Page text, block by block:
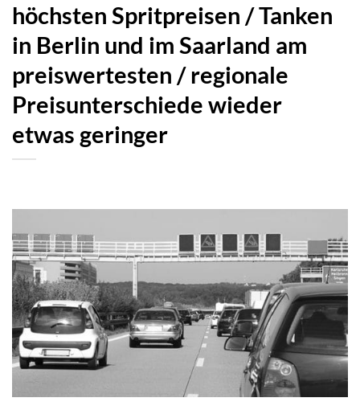
höchsten Spritpreisen / Tanken
in Berlin und im Saarland am
preiswertesten / regionale
Preisunterschiede wieder
etwas geringer